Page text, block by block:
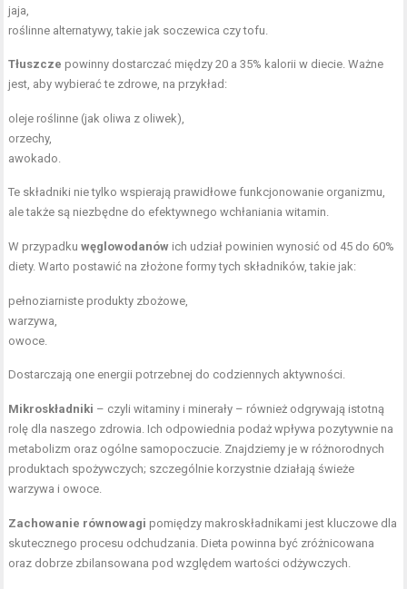
jaja,
roślinne alternatywy, takie jak soczewica czy tofu.
Tłuszcze powinny dostarczać między 20 a 35% kalorii w diecie. Ważne
jest, aby wybierać te zdrowe, na przykład:
oleje roślinne (jak oliwa z oliwek),
orzechy,
awokado.
Te składniki nie tylko wspierają prawidłowe funkcjonowanie organizmu,
ale także są niezbędne do efektywnego wchłaniania witamin.
W przypadkuwęglowodanów ich udział powinien wynosić od 45 do 60%
diety. Warto postawić na złożone formy tych składników, takie jak:
pełnoziarniste produkty zbożowe,
warzywa,
owoce.
Dostarczają one energii potrzebnej do codziennych aktywności.
Mikroskładniki – czyli witaminy i minerały – również odgrywają istotną
rolę dla naszego zdrowia. Ich odpowiednia podaż wpływa pozytywnie na
metabolizm oraz ogólne samopoczucie. Znajdziemy je w różnorodnych
produktach spożywczych; szczególnie korzystnie działają świeże
warzywa i owoce.
Zachowanie równowagi pomiędzy makroskładnikami jest kluczowe dla
skutecznego procesu odchudzania. Dieta powinna być zróżnicowana
oraz dobrze zbilansowana pod względem wartości odżywczych.